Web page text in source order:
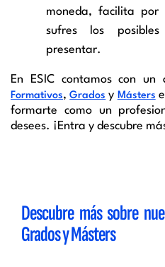
moneda, facilita
sufres los
presentar.
En ESIC contamos con
Formativos,Grados y Másters
formarte como un
desees. ¡Entra y descubre
Descubre más sobre
Grados y Másters